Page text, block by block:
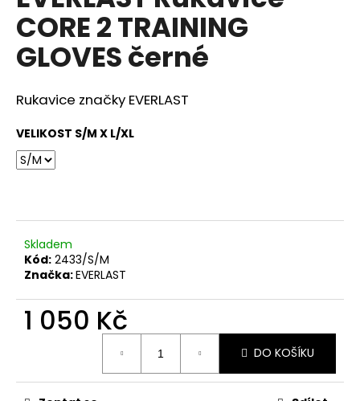
0,0
z
5
hvězdiček.
CORE 2 TRAINING
GLOVES černé
Rukavice značky EVERLAST
VELIKOST S/M X L/XL
Skladem
Kód: 2433/S/M
Značka:EVERLAST
1 050 Kč
DO KOŠÍKU
a
j
í
?
D
o
o
u